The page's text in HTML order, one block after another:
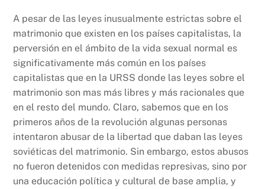
A pesar de las leyes inusualmente estrictas sobre el
matrimonio que existen en los países capitalistas, la
perversión en el ámbito de la vida sexual normal es
significativamente más común en los países
capitalistas que en la URSS donde las leyes sobre el
matrimonio son mas más libres y más racionales que
en el resto del mundo. Claro, sabemos que en los
primeros años de la revolución algunas personas
intentaron abusar de la libertad que daban las leyes
soviéticas del matrimonio. Sin embargo, estos abusos
no fueron detenidos con medidas represivas, sino por
una educación política y cultural de base amplia, y